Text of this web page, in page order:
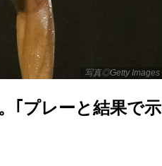
写真◎Getty Images
｢プレーと結果で示